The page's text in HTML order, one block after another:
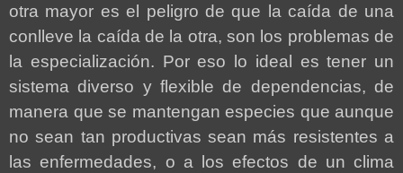
otra mayor es el peligro de que la caída de una
conlleve la caída de la otra, son los problemas de
la especialización. Por eso lo ideal es tener un
sistema diverso y flexible de dependencias, de
manera que se mantengan especies que aunque
no sean tan productivas sean más resistentes a
las enfermedades, o a los efectos de un clima